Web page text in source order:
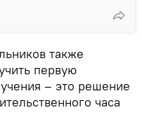
также
первую
– это решение
часа